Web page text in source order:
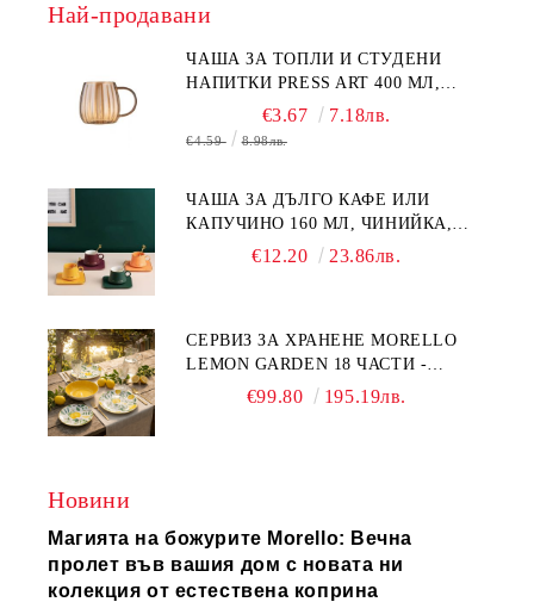
Най-продавани
ЧАША ЗА ТОПЛИ И СТУДЕНИ
НАПИТКИ PRESS ART 400 МЛ,
БОРОСИЛИКАТНО СТЪКЛО
€3.67 7.18лв.
€4.59 8.98лв.
ЧАША ЗА ДЪЛГО КАФЕ ИЛИ
КАПУЧИНО 160 МЛ, ЧИНИЙКА,
ЛЪЖИЧКА GREEN, ORANGE LOVE
€12.20 23.86лв.
СЕРВИЗ ЗА ХРАНЕНЕ MORELLO
LEMON GARDEN 18 ЧАСТИ -
ПОРЦЕЛАН€99.80 195.19лв.
Новини
Магията на божурите Morello: Вечна
пролет във вашия дом с новата ни
колекция от естествена коприна